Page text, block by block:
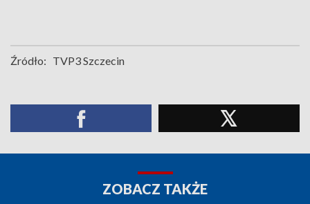
Źródło: TVP3 Szczecin
ZOBACZ TAKŻE